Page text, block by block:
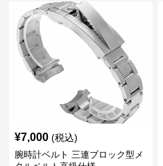
¥7,000 (税込)
腕時計ベルト 三連ブロック型メ